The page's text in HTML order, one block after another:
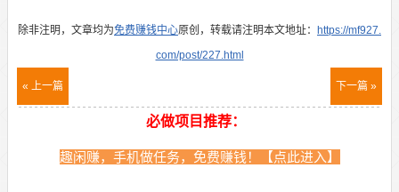
除非注明，文章均为免费赚钱中心原创，转载请注明本文地址：
https://mf927.
com/post/227.html
« 上一篇 下一篇 »
必做项目推荐：
趣闲赚，手机做任务，免费赚钱！【点此进入】